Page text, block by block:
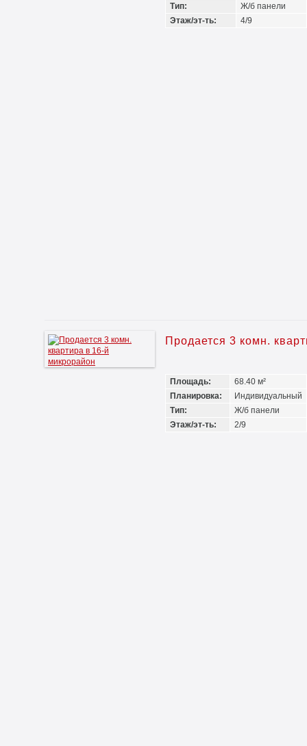
Тип:
Ж/б панели
Этаж/эт-ть:
4/9
Продается 3 комн.
Площадь:
68.40 м²
Планировка:
Индивидуальный
Тип:
Ж/б панели
Этаж/эт-ть:
2/9